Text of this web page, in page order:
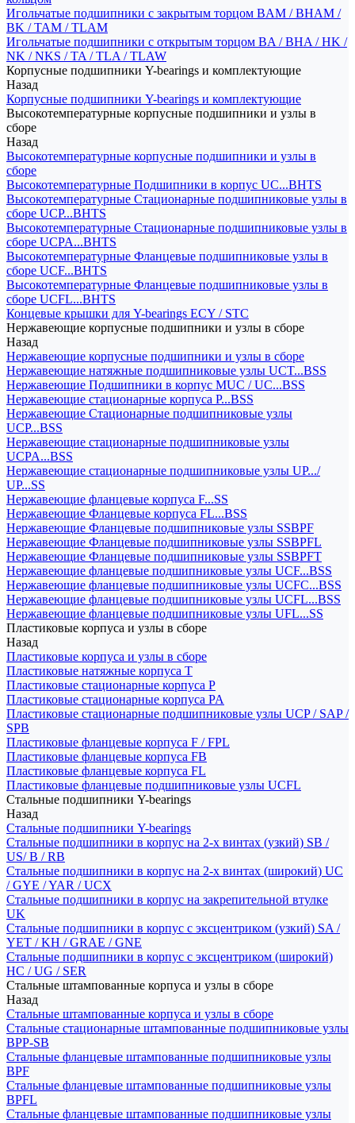
Игольчатые подшипники с закрытым торцом BAM / BHAM /
BK / TAM / TLAM
Игольчатые подшипники с открытым торцом BA / BHA / HK /
NK / NKS / TA / TLA / TLAW
Корпусные подшипники Y-bearings и комплектующие
Назад
Корпусные подшипники Y-bearings и комплектующие
Высокотемпературные корпусные подшипники и узлы в
сборе
Назад
Высокотемпературные корпусные подшипники и узлы в
сборе
Высокотемпературные Подшипники в корпус UC...BHTS
Высокотемпературные Стационарные подшипниковые узлы в
сборе UCP...BHTS
Высокотемпературные Стационарные подшипниковые узлы в
сборе UCPA...BHTS
Высокотемпературные Фланцевые подшипниковые узлы в
сборе UCF...BHTS
Высокотемпературные Фланцевые подшипниковые узлы в
сборе UCFL...BHTS
Концевые крышки для Y-bearings ECY / STC
Нержавеющие корпусные подшипники и узлы в сборе
Назад
Нержавеющие корпусные подшипники и узлы в сборе
Нержавеющие натяжные подшипниковые узлы UCT...BSS
Нержавеющие Подшипники в корпус MUC / UC...BSS
Нержавеющие стационарные корпуса P...BSS
Нержавеющие Стационарные подшипниковые узлы
UCP...BSS
Нержавеющие стационарные подшипниковые узлы
UCPA...BSS
Нержавеющие стационарные подшипниковые узлы UP.../
UP...SS
Нержавеющие фланцевые корпуса F...SS
Нержавеющие Фланцевые корпуса FL...BSS
Нержавеющие Фланцевые подшипниковые узлы SSBPF
Нержавеющие Фланцевые подшипниковые узлы SSBPFL
Нержавеющие Фланцевые подшипниковые узлы SSBPFT
Нержавеющие фланцевые подшипниковые узлы UCF...BSS
Нержавеющие фланцевые подшипниковые узлы UCFC...BSS
Нержавеющие фланцевые подшипниковые узлы UCFL...BSS
Нержавеющие фланцевые подшипниковые узлы UFL...SS
Пластиковые корпуса и узлы в сборе
Назад
Пластиковые корпуса и узлы в сборе
Пластиковые натяжные корпуса T
Пластиковые стационарные корпуса P
Пластиковые стационарные корпуса PA
Пластиковые стационарные подшипниковые узлы UCP / SAP /
SPB
Пластиковые фланцевые корпуса F / FPL
Пластиковые фланцевые корпуса FB
Пластиковые фланцевые корпуса FL
Пластиковые фланцевые подшипниковые узлы UCFL
Стальные подшипники Y-bearings
Назад
Стальные подшипники Y-bearings
Стальные подшипники в корпус на 2-х винтах (узкий) SB /
US/ B / RB
Стальные подшипники в корпус на 2-х винтах (широкий) UC
/ GYE / YAR / UCX
Стальные подшипники в корпус на закрепительной втулке
UK
Стальные подшипники в корпус с эксцентриком (узкий) SA /
YET / KH / GRAE / GNE
Стальные подшипники в корпус с эксцентриком (широкий)
HC / UG / SER
Стальные штампованные корпуса и узлы в сборе
Назад
Стальные штампованные корпуса и узлы в сборе
Стальные стационарные штампованные подшипниковые узлы
BPP-SB
Стальные фланцевые штампованные подшипниковые узлы
BPF
Стальные фланцевые штампованные подшипниковые узлы
BPFL
Стальные фланцевые штампованные подшипниковые узлы